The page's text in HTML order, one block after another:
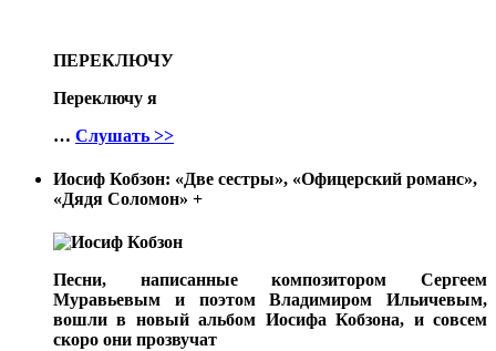
ПЕРЕКЛЮЧУ
Переключу я
… Слушать >>
Иосиф Кобзон: «Две сестры», «Офицерский романс»,
«Дядя Соломон» +
Песни, написанные композитором Сергеем
Муравьевым и поэтом Владимиром Ильичевым,
вошли в новый альбом Иосифа Кобзона, и совсем
скоро они прозвучат